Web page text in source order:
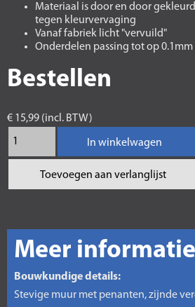
Materiaal is door en door
tegen kleurvervaging
Vanaf fabriek licht "vervuild"
Onderdelen passing tot op
Bestellen
€ 15,99 (incl. BTW)
In winkelwagen
Toevoegen aan verlanglijst
Meer informatie
Bouwkundige details:
Stevige muur met penanten, zijnde